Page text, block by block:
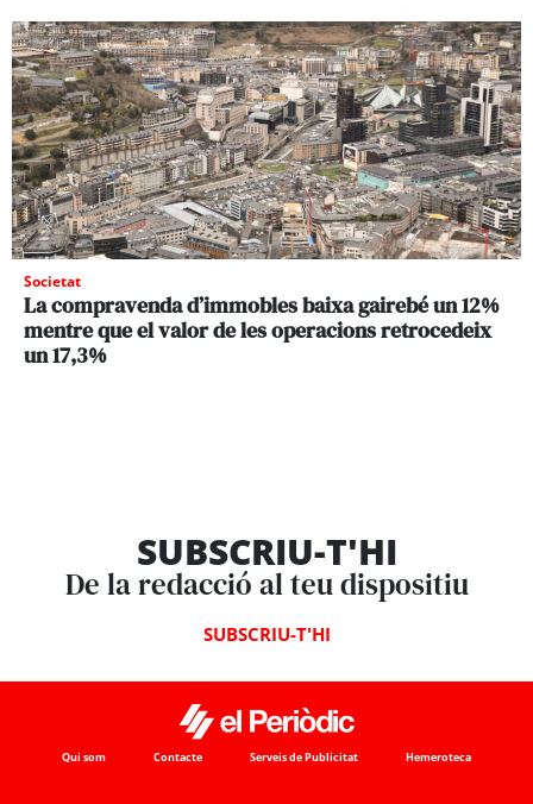
Societat
La compravenda d’immobles baixa gairebé un 12%
mentre que el valor de les operacions retrocedeix
un 17,3%
SUBSCRIU-T'HI
De la redacció al teu dispositiu
SUBSCRIU-T'HI
Qui som Contacte Serveis de Publicitat Hemeroteca